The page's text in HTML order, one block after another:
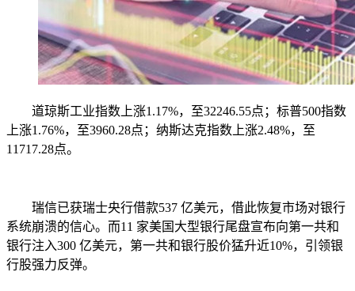
道琼斯工业指数上涨1.17%，至32246.55点；标普500指数
上涨1.76%，至3960.28点；纳斯达克指数上涨2.48%，至
11717.28点。
瑞信已获瑞士央行借款537 亿美元，借此恢复市场对银行
系统崩溃的信心。而11 家美国大型银行尾盘宣布向第一共和
银行注入300 亿美元，第一共和银行股价猛升近10%，引领银
行股强力反弹。